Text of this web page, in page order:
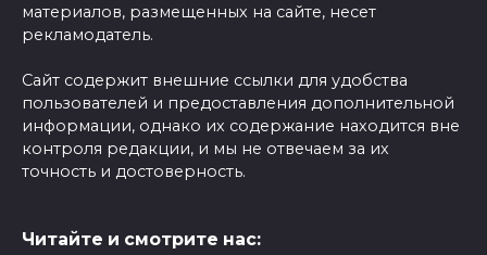
материалов, размещенных на сайте, несет
рекламодатель.
Сайт содержит внешние ссылки для удобства
пользователей и предоставления дополнительной
информации, однако их содержание находится вне
контроля редакции, и мы не отвечаем за их
точность и достоверность.
Читайте и смотрите нас: